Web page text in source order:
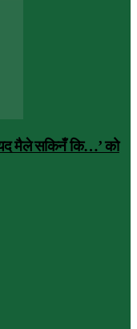
मैले सकिनँ कि…’ को